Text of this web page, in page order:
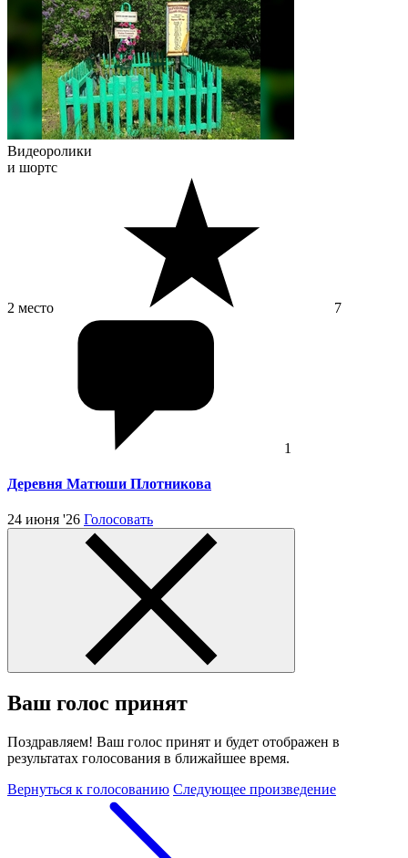
Видеоролики
и шортс
2 место 7
1
Деревня Матюши Плотникова
24 июня '26 Голосовать
Ваш голос принят
Поздравляем! Ваш голос принят и будет отображен в
результатах голосования в ближайшее время.
Вернуться к голосованию Следующее произведение